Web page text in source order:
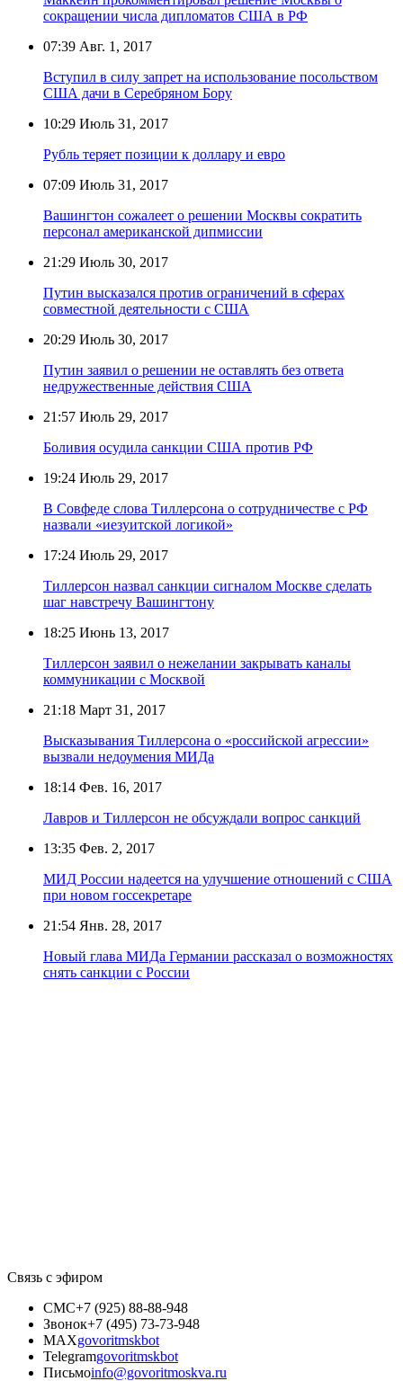
сокращении числа дипломатов США в РФ
07:39 Авг. 1, 2017
Вступил в силу запрет на использование посольством
США дачи в Серебряном Бору
10:29 Июль 31, 2017
Рубль теряет позиции к доллару и евро
07:09 Июль 31, 2017
Вашингтон сожалеет о решении Москвы сократить
персонал американской дипмиссии
21:29 Июль 30, 2017
Путин высказался против ограничений в сферах
совместной деятельности с США
20:29 Июль 30, 2017
Путин заявил о решении не оставлять без ответа
недружественные действия США
21:57 Июль 29, 2017
Боливия осудила санкции США против РФ
19:24 Июль 29, 2017
В Совфеде слова Тиллерсона о сотрудничестве с РФ
назвали «иезуитской логикой»
17:24 Июль 29, 2017
Тиллерсон назвал санкции сигналом Москве сделать
шаг навстречу Вашингтону
18:25 Июнь 13, 2017
Тиллерсон заявил о нежелании закрывать каналы
коммуникации с Москвой
21:18 Март 31, 2017
Высказывания Тиллерсона о «российской агрессии»
вызвали недоумения МИДа
18:14 Фев. 16, 2017
Лавров и Тиллерсон не обсуждали вопрос санкций
13:35 Фев. 2, 2017
МИД России надеется на улучшение отношений с США
при новом госсекретаре
21:54 Янв. 28, 2017
Новый глава МИДа Германии рассказал о возможностях
снять санкции с России
Связь с эфиром
СМС+7 (925) 88-88-948
Звонок+7 (495) 73-73-948
MAXgovoritmskbot
Telegramgovoritmskbot
Письмоinfo@govoritmoskva.ru